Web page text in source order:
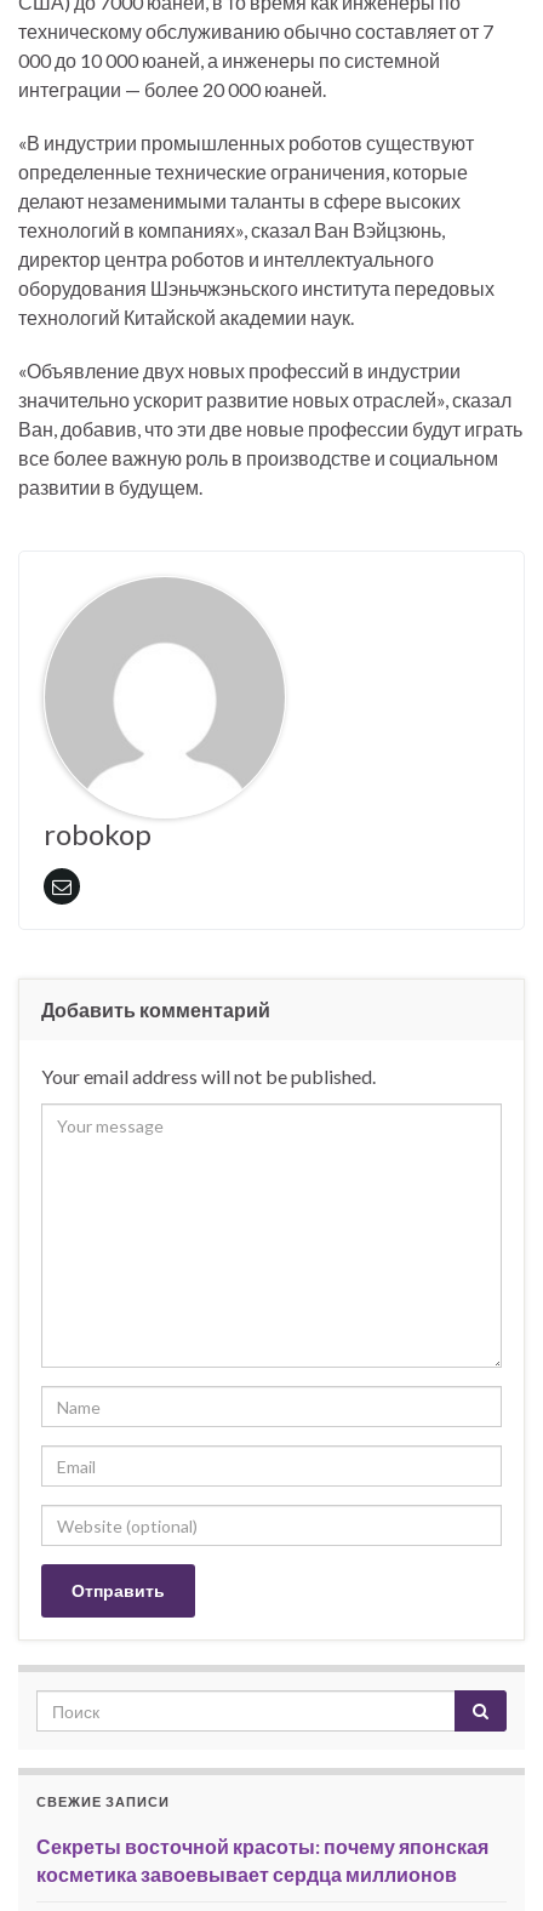
техническому обслуживанию обычно составляет от 7
000 до 10 000 юаней, а инженеры по системной
интеграции — более 20 000 юаней.
«В индустрии промышленных роботов существуют
определенные технические ограничения, которые
делают незаменимыми таланты в сфере высоких
технологий в компаниях», сказал Ван Вэйцзюнь,
директор центра роботов и интеллектуального
оборудования Шэньчжэньского института передовых
технологий Китайской академии наук.
«Объявление двух новых профессий в индустрии
значительно ускорит развитие новых отраслей», сказал
Ван, добавив, что эти две новые профессии будут играть
все более важную роль в производстве и социальном
развитии в будущем.
robokop
Добавить комментарий
Your email address will not be published.
СВЕЖИЕ ЗАПИСИ
Секреты восточной красоты: почему японская
косметика завоевывает сердца миллионов